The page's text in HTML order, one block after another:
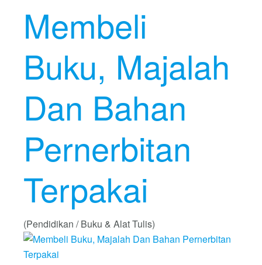
Membeli
Buku, Majalah
Dan Bahan
Pernerbitan
Terpakai
(Pendidikan / Buku & Alat Tulis)